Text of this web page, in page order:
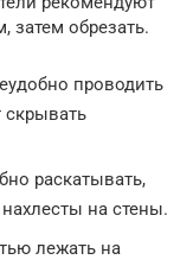
затем обрезать.
проводить
раскатывать,
на стены.
лежать на